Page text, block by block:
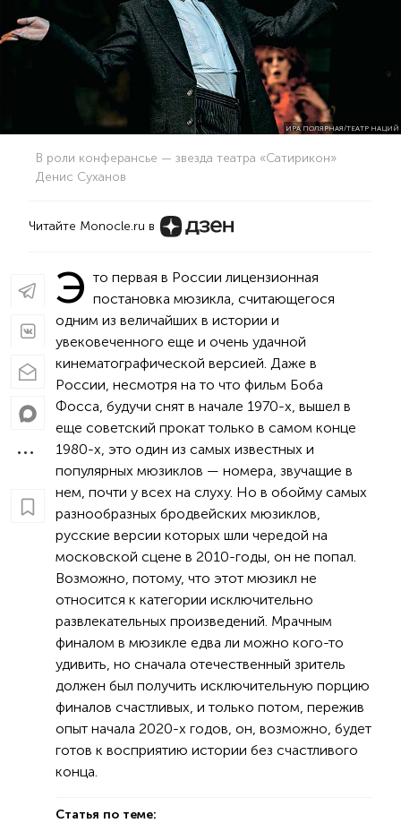
ИРА ПОЛЯРНАЯ/ТЕАТР НАЦИЙ
В роли конферансье — звезда театра «Сатирикон»
Денис Суханов
Читайте Monocle.ru в
Э то первая в России лицензионная
постановка мюзикла, считающегося
одним из величайших в истории и
увековеченного еще и очень удачной
кинематографической версией. Даже в
России, несмотря на то что фильм Боба
Фосса, будучи снят в начале 1970-х, вышел в
еще советский прокат только в самом конце
1980-х, это один из самых известных и
популярных мюзиклов — номера, звучащие в
нем, почти у всех на слуху. Но в обойму самых
разнообразных бродвейских мюзиклов,
русские версии которых шли чередой на
московской сцене в 2010-годы, он не попал.
Возможно, потому, что этот мюзикл не
относится к категории исключительно
развлекательных произведений. Мрачным
финалом в мюзикле едва ли можно кого-то
удивить, но сначала отечественный зритель
должен был получить исключительную порцию
финалов счастливых, и только потом, пережив
опыт начала 2020-х годов, он, возможно, будет
готов к восприятию истории без счастливого
конца.
Статья по теме: